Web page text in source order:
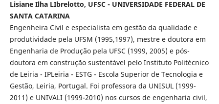
Lisiane Ilha LIbrelotto, UFSC - UNIVERSIDADE FEDERAL DE
SANTA CATARINA
Engenheira Civil e especialista em gestão da qualidade e
produtividade pela UFSM (1995,1997), mestre e doutora em
Engenharia de Produção pela UFSC (1999, 2005) e pós-
doutora em construção sustentável pelo Instituto Politécnico
de Leiria - IPLeiria - ESTG - Escola Superior de Tecnologia e
Gestão, Leiria, Portugal. Foi professora da UNISUL (1999-
2011) e UNIVALI (1999-2010) nos cursos de engenharia civil,